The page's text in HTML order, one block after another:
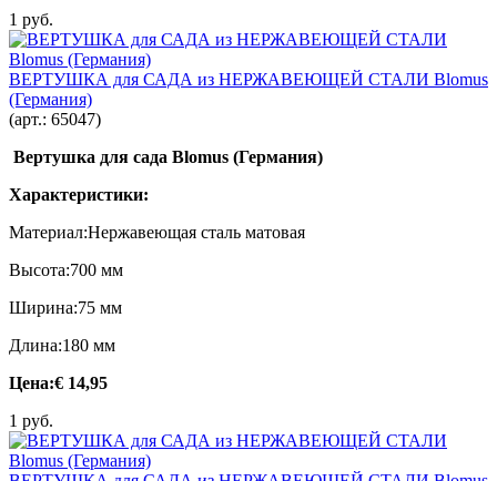
1 руб.
ВЕРТУШКА для САДА из НЕРЖАВЕЮЩЕЙ СТАЛИ Blomus
(Германия)
(арт.: 65047)
Вертушка для сада Blomus (Германия)
Характеристики:
Материал:Нержавеющая сталь матовая
Высота:700 мм
Ширина:75 мм
Длина:180 мм
Цена:€ 14,95
1 руб.